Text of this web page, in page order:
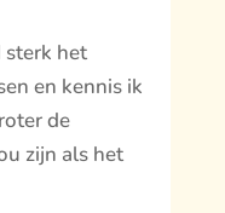
sterk het
en kennis ik
de
zijn als het